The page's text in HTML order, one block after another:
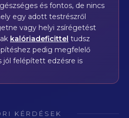
és fontos, de nincs
egy adott testrészről
vagy helyi zsírégetést
kalóriadeficittel tudsz
pedig megfelelő
jól felépített edzésre is
KÉRDÉSEK